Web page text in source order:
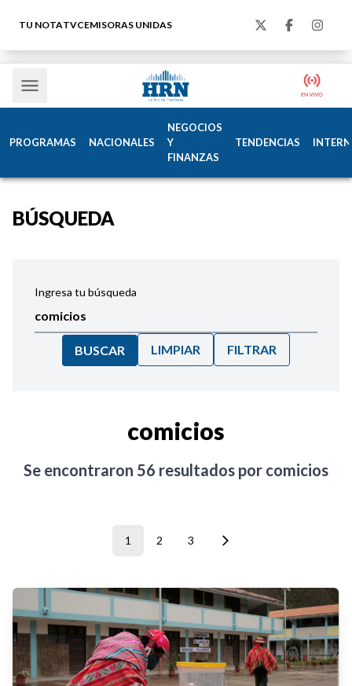
TU NOTATVCEMISORAS UNIDAS
PROGRAMAS NACIONALES
NEGOCIOS
Y
FINANZAS
TENDENCIAS
BÚSQUEDA
Ingresa tu búsqueda
BUSCAR LIMPIAR FILTRAR
comicios
Se encontraron 56 resultados por comicios
1 2 3